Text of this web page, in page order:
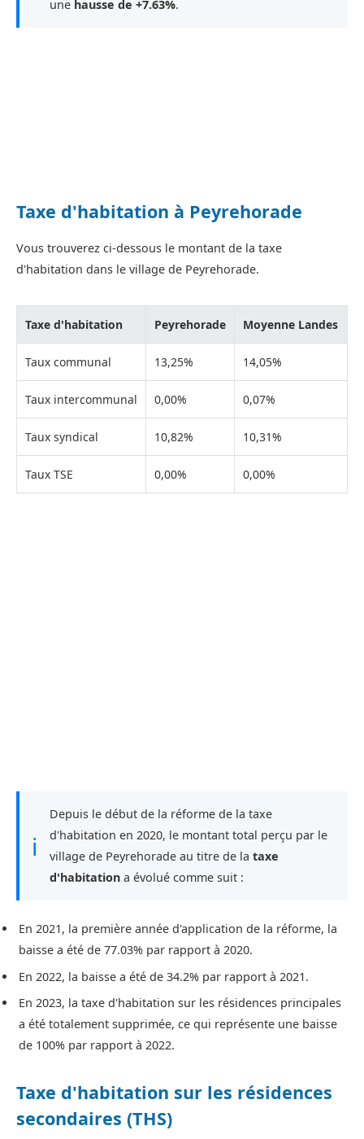
une hausse de +7.63%.
Taxe d'habitation à Peyrehorade
Vous trouverez ci-dessous le montant de la taxe
d'habitation dans le village de Peyrehorade.
Taxe d'habitation Peyrehorade Moyenne Landes
Taux communal 13,25% 14,05%
Taux intercommunal 0,00% 0,07%
Taux syndical 10,82% 10,31%
Taux TSE 0,00% 0,00%
ℹ
Depuis le début de la réforme de la taxe
d'habitation en 2020, le montant total perçu par le
village de Peyrehorade au titre de la taxe
d'habitation a évolué comme suit :
En 2021, la première année d'application de la réforme, la
baisse a été de 77.03% par rapport à 2020.
En 2022, la baisse a été de 34.2% par rapport à 2021.
En 2023, la taxe d'habitation sur les résidences principales
a été totalement supprimée, ce qui représente une baisse
de 100% par rapport à 2022.
Taxe d'habitation sur les résidences
secondaires (THS)